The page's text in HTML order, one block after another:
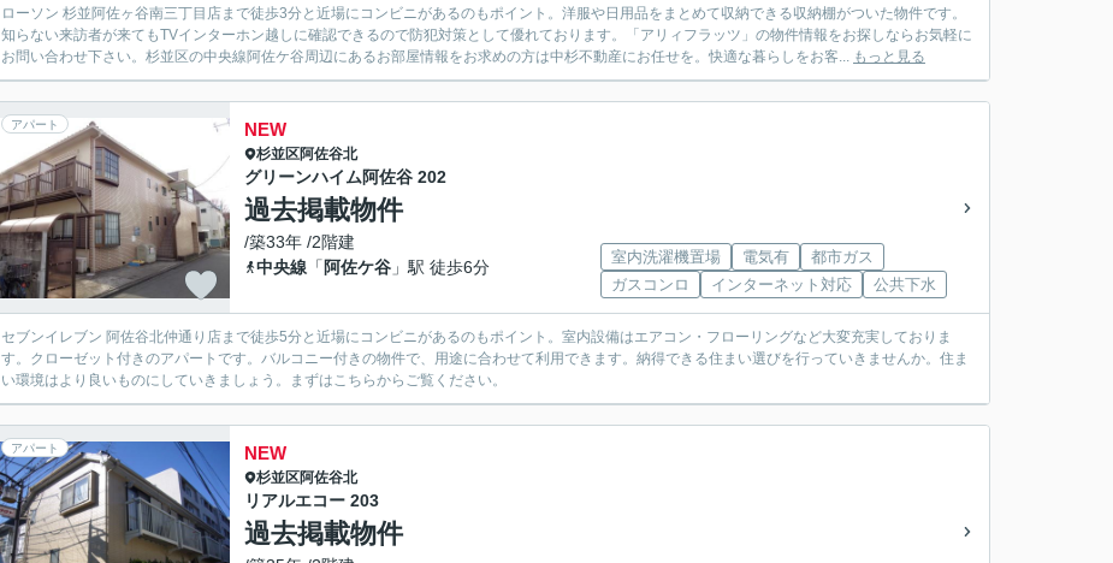
ローソン 杉並阿佐ヶ谷南三丁目店まで徒歩3分と近場にコンビニがあるのもポイント。洋服や日用品をまとめて収納できる収納棚がついた物件です。
知らない来訪者が来てもTVインターホン越しに確認できるので防犯対策として優れております。「アリィフラッツ」の物件情報をお探しならお気軽に
お問い合わせ下さい。杉並区の中央線阿佐ケ谷周辺にあるお部屋情報をお求めの方は中杉不動産にお任せを。快適な暮らしをお客... もっと見る
アパート NEW
杉並区阿佐谷北
グリーンハイム阿佐谷 202
過去掲載物件
/築33年 /2階建
中央線 「 阿佐ケ谷 」駅 徒歩6分
室内洗濯機置場 電気有
都市ガス
ガスコンロ
インターネット対応 公共下水
セブンイレブン 阿佐谷北仲通り店まで徒歩5分と近場にコンビニがあるのもポイント。室内設備はエアコン・フローリングなど大変充実しておりま
す。クローゼット付きのアパートです。バルコニー付きの物件で、用途に合わせて利用できます。納得できる住まい選びを行っていきませんか。住ま
い環境はより良いものにしていきましょう。まずはこちらからご覧ください。
アパート NEW
杉並区阿佐谷北
リアルエコー 203
過去掲載物件